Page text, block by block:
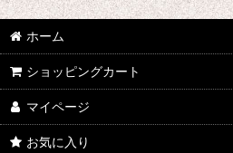
ホーム
ショッピングカート
マイページ
お気に入り